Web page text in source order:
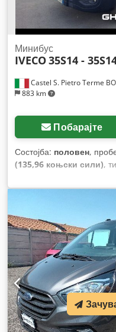
Castel S. Pietro Terme BO
883 km
Минибус
IVECO35S14 -
Побарајте
Состојба: половен,
(135,96 коњски сили),
,
прва регистрација:03/